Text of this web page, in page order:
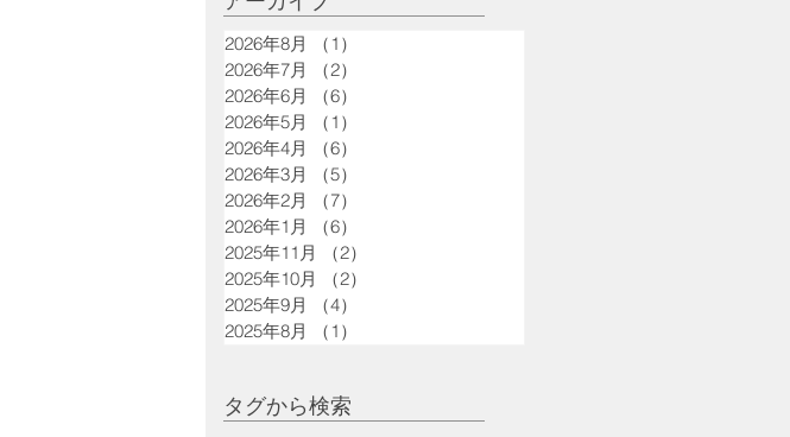
2026年8月 （1）
2026年7月
（2）
2026年6月
（6）
2026年5月
（1）
2026年4月
（6）
2026年3月
（5）
2026年2月
（7）
2026年1月
（6）
2025年11月
（2）
2025年10月
（2）
2025年9月
（4）
2025年8月
（1）
タグから検索